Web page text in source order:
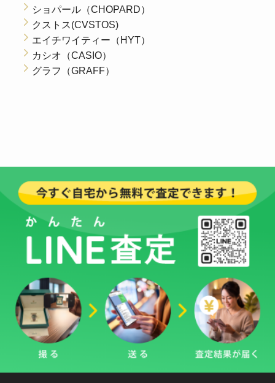
ショパール（CHOPARD）
クストス(CVSTOS)
エイチワイティー（HYT）
カシオ（CASIO）
グラフ（GRAFF）